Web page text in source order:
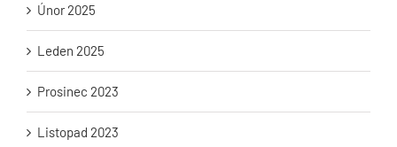
Únor 2025
Leden 2025
Prosinec 2023
Listopad 2023